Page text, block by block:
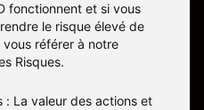
fonctionnent et si vous
le risque élevé de
référer à notre
Risques.
: La valeur des actions et